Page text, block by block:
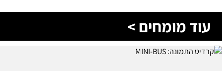
עוד מומחים >